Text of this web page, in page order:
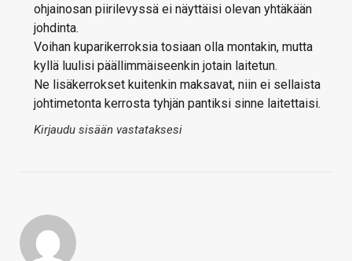
ohjainosan piirilevyssä ei näyttäisi olevan yhtäkään
johdinta.
Voihan kuparikerroksia tosiaan olla montakin, mutta
kyllä luulisi päällimmäiseenkin jotain laitetun.
Ne lisäkerrokset kuitenkin maksavat, niin ei sellaista
johtimetonta kerrosta tyhjän pantiksi sinne laitettaisi.
Kirjaudu sisään vastataksesi